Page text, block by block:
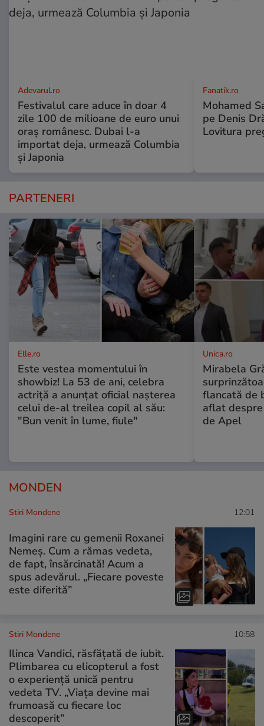
Adevarul.ro
Festivalul care aduce în doar 4
zile 100 de milioane de euro unui
oraș românesc. Dubai l-a
importat deja, urmează Columbia
și Japonia
Fanatik.ro
Mohamed
pe Denis
Lovitura
PARTENERI
Elle.ro
Este vestea momentului în
showbiz! La 53 de ani, celebra
actriță a anunțat oficial nașterea
celui de-al treilea copil al său:
"Bun venit în lume, fiule"
Unica.ro
Mirabela
flancată de
aflat
de Apel
MONDEN
Stiri Mondene 12:01
Imagini rare cu gemenii Roxanei
Nemeș. Cum a rămas vedeta,
de fapt, însărcinată! Acum a
spus adevărul. „Fiecare poveste
este diferită”
Stiri Mondene 10:58
Ilinca Vandici, răsfățată de iubit.
Plimbarea cu elicopterul a fost
o experiență unică pentru
vedeta TV. „Viața devine mai
frumoasă cu fiecare loc
descoperit”